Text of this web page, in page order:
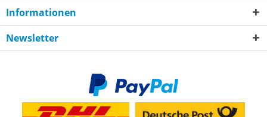
Informationen
Newsletter